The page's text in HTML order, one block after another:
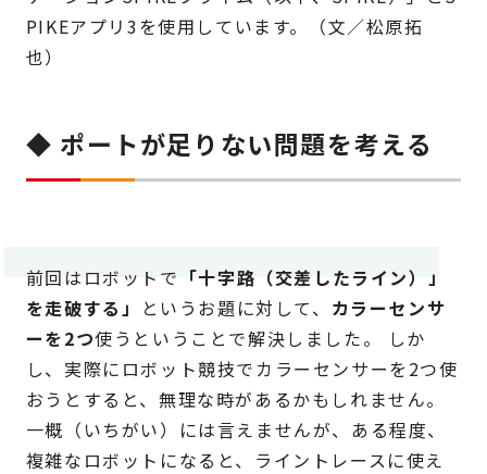
PIKEアプリ3を使用しています。（文／松原拓
也）
◆ ポートが足りない問題を考える
前回はロボットで 「十字路（交差したライン）」
を走破する」
というお題に対して、 カラーセンサ
ーを2つ使うということで解決しました。 しか
し、実際にロボット競技でカラーセンサーを2つ使
おうとすると、無理な時があるかもしれません。
一概（いちがい）には言えませんが、ある程度、
複雑なロボットになると、ライントレースに使え